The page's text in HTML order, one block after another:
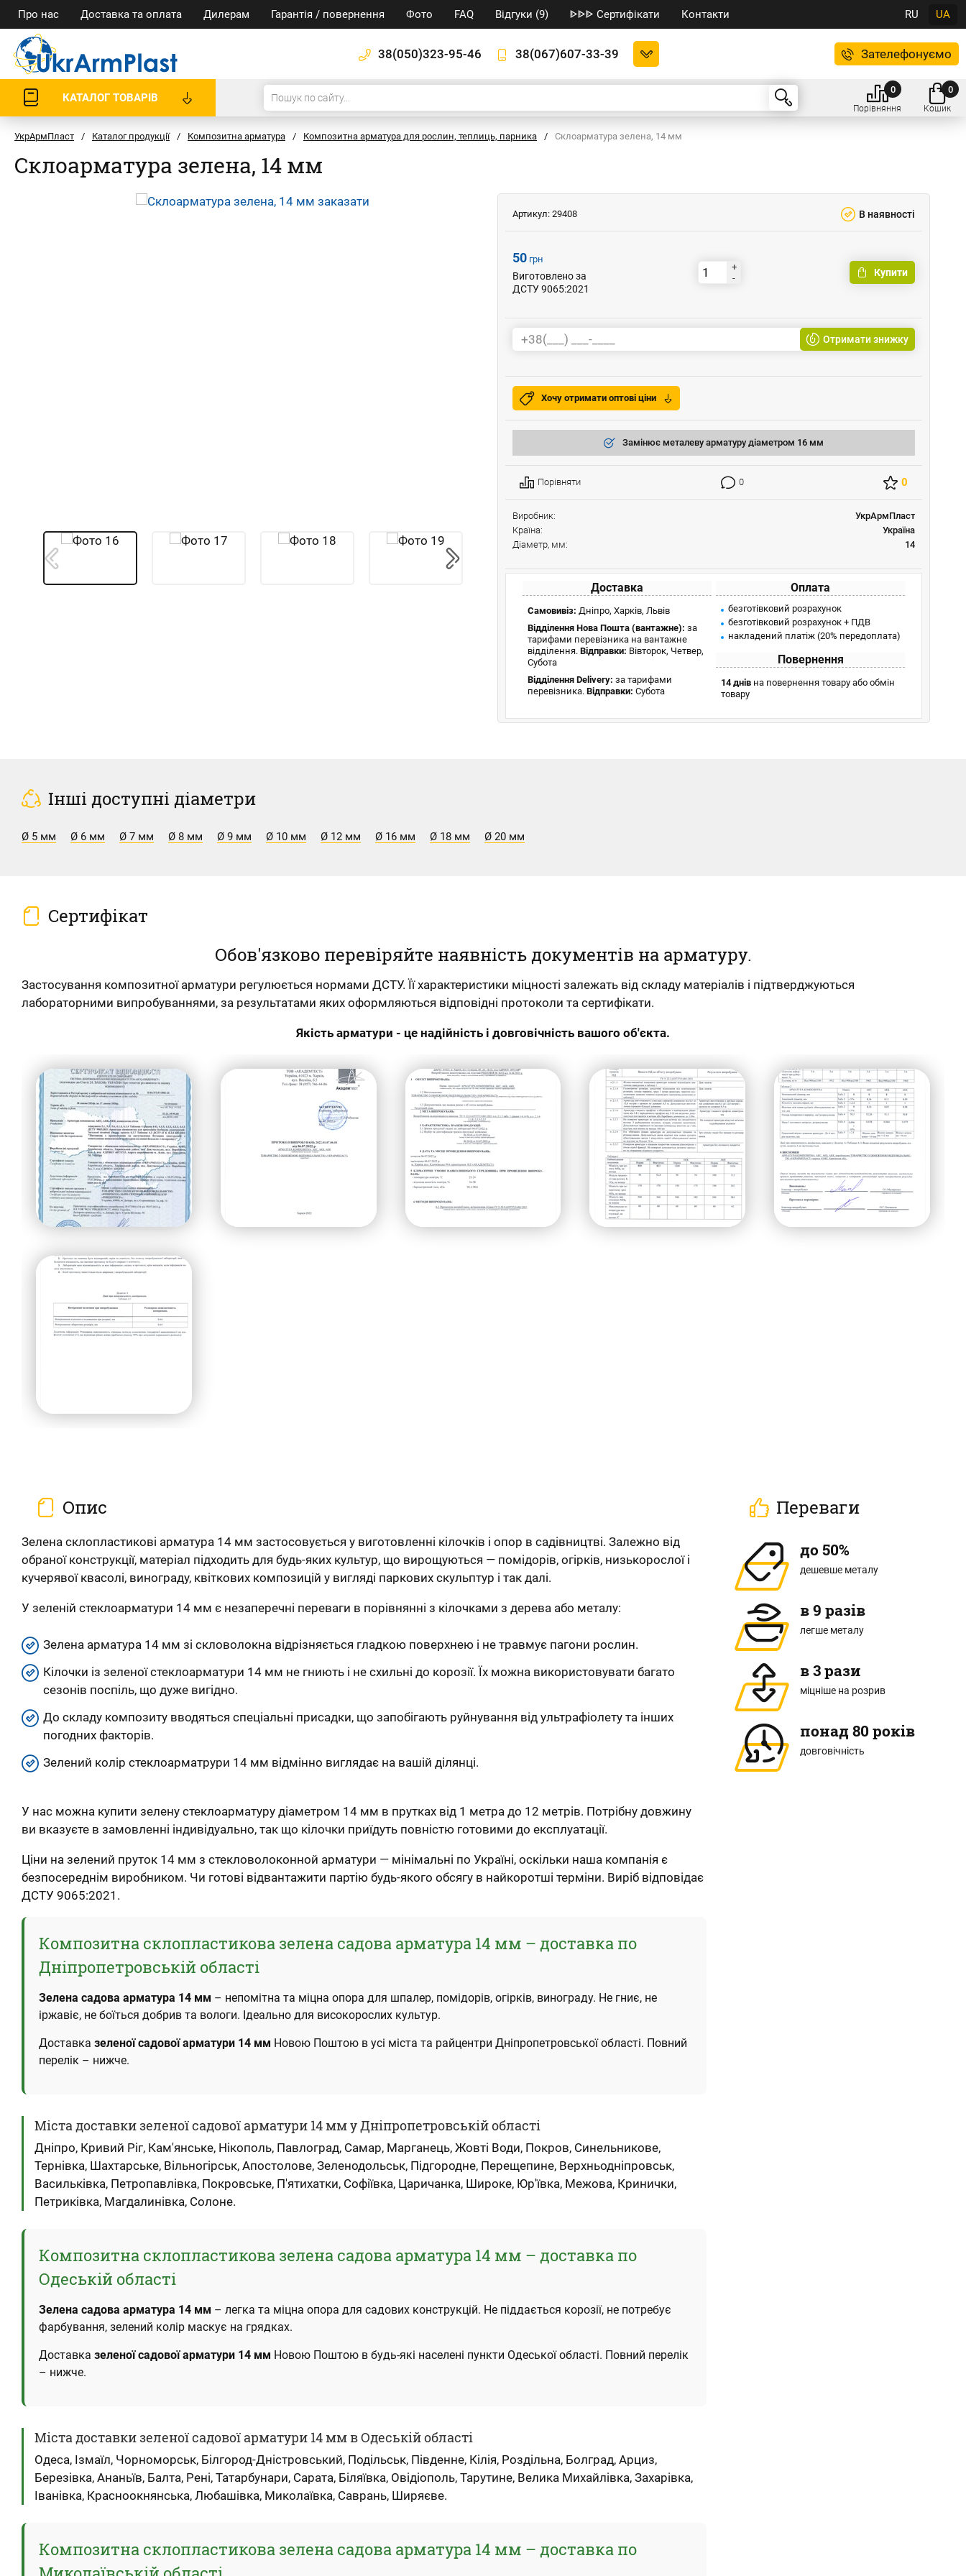
Про нас Доставка та оплата Дилерам Гарантія / повернення Фото FAQ Відгуки (9) ᐈᐈᐈ Сертифікати Контакти RU UA
38(050)323-95-46 38(067)607-33-39 Зателефонуємо
КАТАЛОГ ТОВАРІВ
Порівняння
0
Кошик
0
УкрАрмПласт / Каталог продукції / Композитна арматура / Композитна арматура для рослин, теплиць, парника / Cклоарматура зелена, 14 мм
Cклоарматура зелена, 14 мм
Артикул: 29408 В наявності
50 грн
Виготовлено за
ДСТУ 9065:2021
+
-
Купити
Отримати знижку
Хочу отримати оптові ціни
Замінює металеву арматуру діаметром 16 мм
Порівняти 0 0
Виробник:
УкрАрмПласт
Країна:
Україна
Діаметр, мм:
14
Доставка
Самовивіз: Дніпро, Харків, Львів
Відділення Нова Пошта (вантажне): за
тарифами перевізника на вантажне
відділення. Відправки: Вівторок, Четвер,
Субота
Відділення Delivery: за тарифами
перевізника. Відправки: Субота
Оплата
безготівковий розрахунок
безготівковий розрахунок + ПДВ
накладений платіж (20% передоплата)
Повернення
14 днів на повернення товару або обмін
товару
Інші доступні діаметри
Ø 5 мм Ø 6 мм Ø 7 мм Ø 8 мм Ø 9 мм Ø 10 мм Ø 12 мм Ø 16 мм Ø 18 мм Ø 20 мм
Сертифікат
Обов'язково перевіряйте наявність документів на арматуру.
Застосування композитної арматури регулюється нормами ДСТУ. Її характеристики міцності залежать від складу матеріалів і підтверджуються
лабораторними випробуваннями, за результатами яких оформляються відповідні протоколи та сертифікати.
Якість арматури - це надійність і довговічність вашого об'єкта.
Опис
Зелена склопластикові арматура 14 мм застосовується у виготовленні кілочків і опор в садівництві. Залежно від
обраної конструкції, матеріал підходить для будь-яких культур, що вирощуються — помідорів, огірків, низькорослої і
кучерявої квасолі, винограду, квіткових композицій у вигляді паркових скульптур і так далі.
У зеленій стеклоарматури 14 мм є незаперечні переваги в порівнянні з кілочками з дерева або металу:
Зелена арматура 14 мм зі скловолокна відрізняється гладкою поверхнею і не травмує пагони рослин.
Кілочки із зеленої стеклоарматури 14 мм не гниють і не схильні до корозії. Їх можна використовувати багато
сезонів поспіль, що дуже вигідно.
До складу композиту вводяться спеціальні присадки, що запобігають руйнування від ультрафіолету та інших
погодних факторів.
Зелений колір стеклоарматрури 14 мм відмінно виглядає на вашій ділянці.
У нас можна купити зелену стеклоарматуру діаметром 14 мм в прутках від 1 метра до 12 метрів. Потрібну довжину
ви вказуєте в замовленні індивідуально, так що кілочки приїдуть повністю готовими до експлуатації.
Ціни на зелений пруток 14 мм з стекловолоконной арматури — мінімальні по Україні, оскільки наша компанія є
безпосереднім виробником. Чи готові відвантажити партію будь-якого обсягу в найкоротші терміни. Виріб відповідає
ДСТУ 9065:2021.
Композитна склопластикова зелена садова арматура 14 мм – доставка по
Дніпропетровській області
Зелена садова арматура 14 мм – непомітна та міцна опора для шпалер, помідорів, огірків, винограду. Не гниє, не
іржавіє, не боїться добрив та вологи. Ідеально для високорослих культур.
Доставка зеленої садової арматури 14 мм Новою Поштою в усі міста та райцентри Дніпропетровської області. Повний
перелік – нижче.
Міста доставки зеленої садової арматури 14 мм у Дніпропетровській області
Дніпро, Кривий Ріг, Кам'янське, Нікополь, Павлоград, Самар, Марганець, Жовті Води, Покров, Синельникове,
Тернівка, Шахтарське, Вільногірськ, Апостолове, Зеленодольськ, Підгородне, Перещепине, Верхньодніпровськ,
Васильківка, Петропавлівка, Покровське, П'ятихатки, Софіївка, Царичанка, Широке, Юр'ївка, Межова, Кринички,
Петриківка, Магдалинівка, Солоне.
Композитна склопластикова зелена садова арматура 14 мм – доставка по
Одеській області
Зелена садова арматура 14 мм – легка та міцна опора для садових конструкцій. Не піддається корозії, не потребує
фарбування, зелений колір маскує на грядках.
Доставка зеленої садової арматури 14 мм Новою Поштою в будь-які населені пункти Одеської області. Повний перелік
– нижче.
Міста доставки зеленої садової арматури 14 мм в Одеській області
Одеса, Ізмаїл, Чорноморськ, Білгород-Дністровський, Подільськ, Південне, Кілія, Роздільна, Болград, Арциз,
Березівка, Ананьїв, Балта, Рені, Татарбунари, Сарата, Біляївка, Овідіополь, Тарутине, Велика Михайлівка, Захарівка,
Іванівка, Красноокнянська, Любашівка, Миколаївка, Саврань, Ширяєве.
Композитна склопластикова зелена садова арматура 14 мм – доставка по
Переваги
до 50%
дешевше металу
в 9 разів
легше металу
в 3 рази
міцніше на розрив
понад 80 років
довговічність